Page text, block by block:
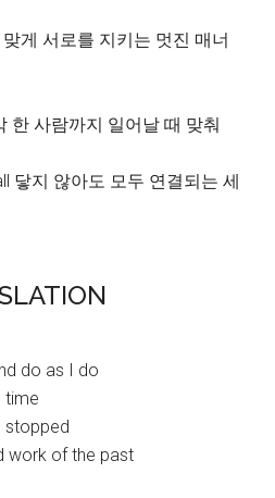
게 서로를 지키는 멋진 매너
한 사람까지 일어날 때 맞춰
닿지 않아도 모두 연결되는 세
do as I do
time
stopped
work of the past